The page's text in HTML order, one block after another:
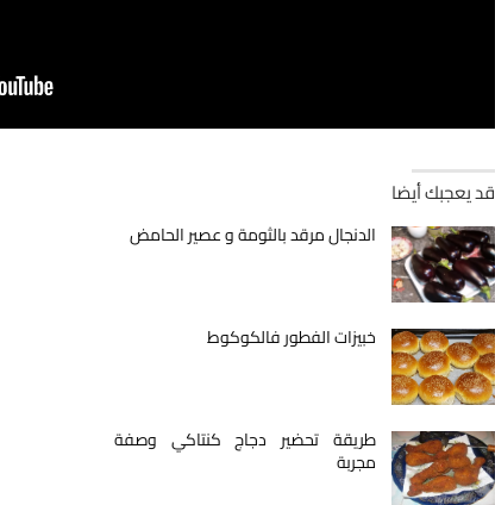
قد يعجبك أيضا
الدنجال مرقد بالثومة و عصير الحامض
خبيزات الفطور فالكوكوط
طريقة تحضير دجاج كنتاكي وصفة
مجربة